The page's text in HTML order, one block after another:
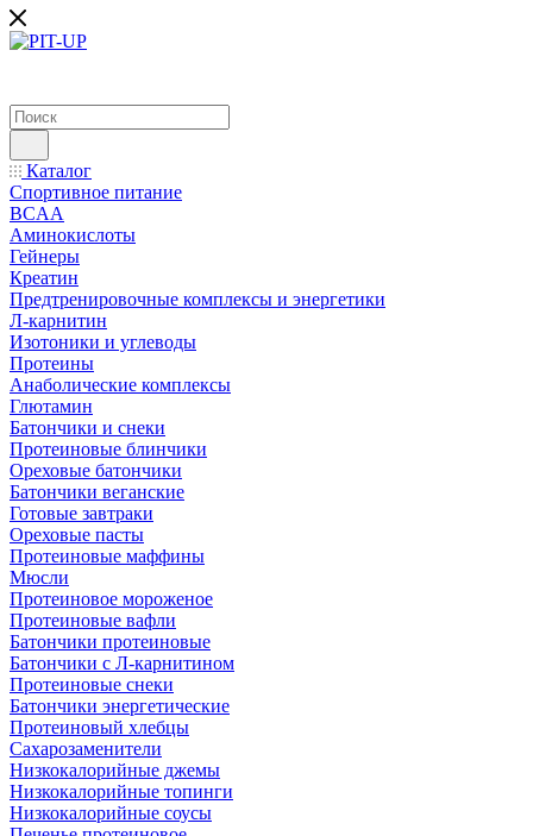
Каталог
Спортивное питание
BCAA
Аминокислоты
Гейнеры
Креатин
Предтренировочные комплексы и энергетики
Л-карнитин
Изотоники и углеводы
Протеины
Анаболические комплексы
Глютамин
Батончики и снеки
Протеиновые блинчики
Ореховые батончики
Батончики веганские
Готовые завтраки
Ореховые пасты
Протеиновые маффины
Мюсли
Протеиновое мороженое
Протеиновые вафли
Батончики протеиновые
Батончики с Л-карнитином
Протеиновые снеки
Батончики энергетические
Протеиновый хлебцы
Сахарозаменители
Низкокалорийные джемы
Низкокалорийные топинги
Низкокалорийные соусы